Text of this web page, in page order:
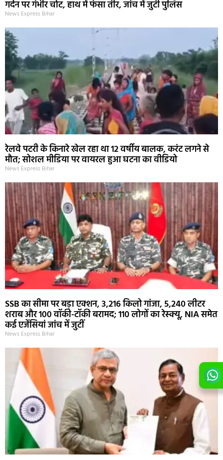
गर्दन पर गंभीर चोट, हाथ में फंसा तीर, जांच में जुटी पुलिस
News Express Bihar
रेलवे पटरी के किनारे खेल रहा था 12 वर्षीय बालक, करंट लगने से
मौत; सोशल मीडिया पर वायरल हुआ घटना का वीडियो
News Express Bihar
SSB का सीमा पर बड़ा एक्शन, 3,216 किलो गांजा, 5,240 लीटर
शराब और 100 वॉकी-टॉकी बरामद; 110 लोगों का रेस्क्यू, NIA समेत
कई एजेंसियां जांच में जुटीं
News Express Bihar